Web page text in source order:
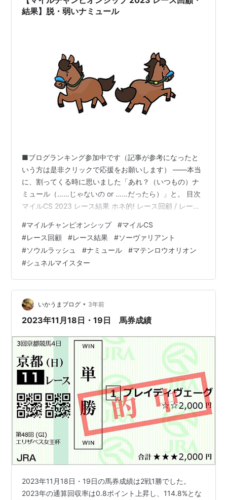
結果】脱・弱いナミュール
■ブログランキング参加中です（記事が参考になったと
いう方は是非クリックで応援をお願いします） ――本当
に、割ってくる時に思いました「あれ？（いつもの）ナ
ミュール（……じゃないの or ……だったら）」と。 目次
マイルCS 2023 レース結果 ホネ的! レース回顧 / レース
2023 各馬ふり返り 予想と結果 ソーヴァリアント ソウル
ラッシュ ナミュール ◯マテンロウオリオン / ☆シュネ
ルマイスター 他 www.yosounohone.com マイルCS
2023 レース結果 着順 馬名 タイム 上3F 1 ナミュール
1:32…
#マイルチャンピオンシップ #マイルCS
#レース回顧 #レース結果 #ソーヴァリアント
#ソウルラッシュ #ナミュール #マテンロウオリオン
#シュネルマイスター
いかうまブログ • 3年前
2023年11月18日・19日 馬券成績
2023年11月18日・19日の馬券成績は2戦1勝でした。
2023年の通算回収率は0.8ポイント上昇し、114.8%とな